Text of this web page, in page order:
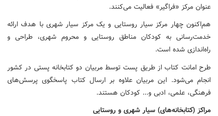
عنوان مرکز «فراگیر» فعالیت می‌کنند.
هم‌اکنون چهار مرکز سیار روستایی و یک مرکز سیار شهری با هدف ارائه
خدمت‌رسانی به کودکان مناطق روستایی و محروم شهری، طراحی و
راه‌اندازی شده است.
طرح امانت کتاب از طریق پست توسط مربیان دو کتابخانه پستی در کشور
انجام می‌شود. این مربیان علاوه بر ارسال کتاب پاسخگوی پرسش‌های
فرهنگی، علمی، ادبی و... کودکان هستند.
مراکز (کتابخانه‌های) سیار شهری و روستایی